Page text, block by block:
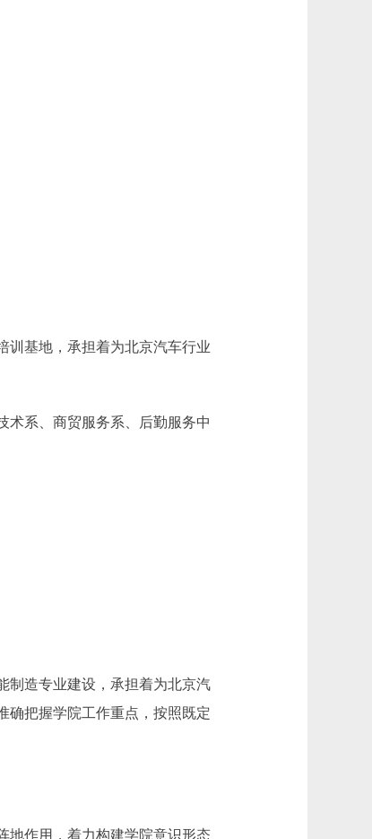
基地，承担着为北京汽车行业
系、商贸服务系、后勤服务中
造专业建设，承担着为北京汽
确把握学院工作重点，按照既定
作用，着力构建学院意识形态